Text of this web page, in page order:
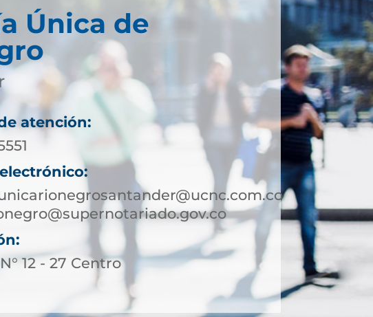
Única de
atención:
12 - 27 Centro